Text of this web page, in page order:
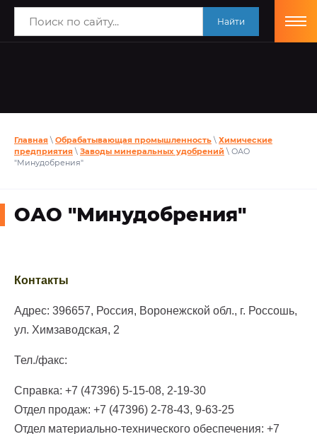
Найти
Главная \ Обрабатывающая промышленность \ Химические
предприятия \ Заводы минеральных удобрений \ ОАО
"Минудобрения"
ОАО "Минудобрения"
Контакты
Адрес: 396657, Россия, Воронежской обл., г. Россошь,
ул. Химзаводская, 2
Тел./факс:
Справка: +7 (47396) 5-15-08, 2-19-30
Отдел продаж: +7 (47396) 2-78-43, 9-63-25
Отдел материально-технического обеспечения: +7